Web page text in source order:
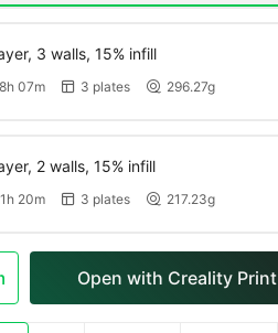
3 walls, 15% infill
07m  3 plates  296.27g
2 walls, 15% infill
20m  3 plates  217.23g
Open with Creality Print